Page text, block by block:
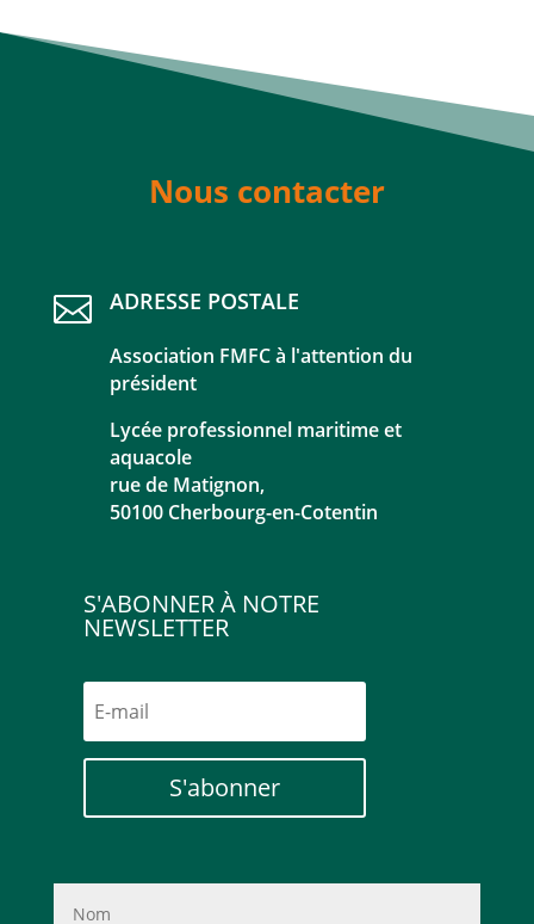
Nous contacter
 ADRESSE POSTALE
Association FMFC à l'attention du
président
Lycée professionnel maritime et
aquacole
rue de Matignon,
50100 Cherbourg-en-Cotentin
S'ABONNER À NOTRE
NEWSLETTER
S'abonner